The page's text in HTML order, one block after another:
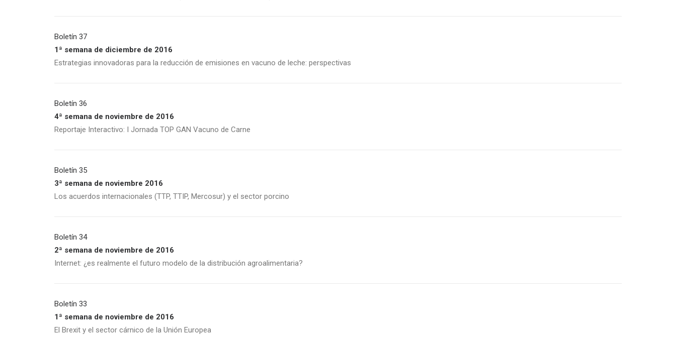
Boletín 37
1ª semana de diciembre de 2016
Estrategias innovadoras para la reducción de emisiones en vacuno de leche: perspectivas
Boletín 36
4ª semana de noviembre de 2016
Reportaje Interactivo: I Jornada TOP GAN Vacuno de Carne
Boletín 35
3ª semana de noviembre 2016
Los acuerdos internacionales (TTP, TTIP, Mercosur) y el sector porcino
Boletín 34
2ª semana de noviembre de 2016
Internet: ¿es realmente el futuro modelo de la distribución agroalimentaria?
Boletín 33
1ª semana de noviembre de 2016
El Brexit y el sector cárnico de la Unión Europea